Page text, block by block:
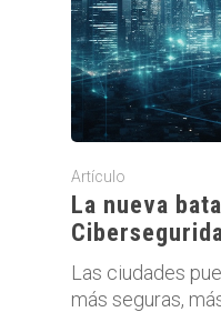
Artículo
La nueva
Las ciudades
más seguras,